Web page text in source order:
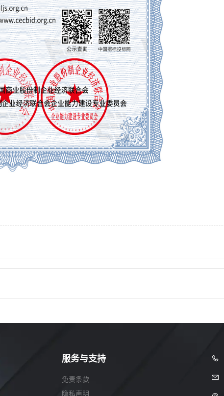
服务与支持
免责条款
隐私声明